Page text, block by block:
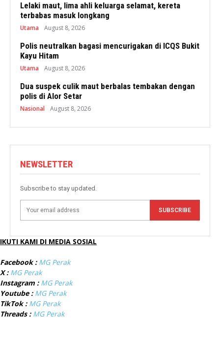
Lelaki maut, lima ahli keluarga selamat, kereta
terbabas masuk longkang
Utama August 8, 2026
Polis neutralkan bagasi mencurigakan di ICQS Bukit
Kayu Hitam
Utama August 8, 2026
Dua suspek culik maut berbalas tembakan dengan
polis di Alor Setar
Nasional August 8, 2026
NEWSLETTER
Subscribe to stay updated.
SUBSCRIBE
IKUTI KAMI DI MEDIA SOSIAL
Facebook : MG Perak
X : MG Perak
Instagram : MG Perak
Youtube : MG Perak
TikTok : MG Perak
Threads : MG Perak